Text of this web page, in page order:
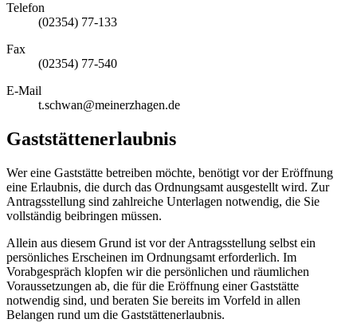
Telefon
(02354) 77-133
Fax
(02354) 77-540
E-Mail
t.schwan@meinerzhagen.de
Gaststättenerlaubnis
Wer eine Gaststätte betreiben möchte, benötigt vor der Eröffnung
eine Erlaubnis, die durch das Ordnungsamt ausgestellt wird. Zur
Antragsstellung sind zahlreiche Unterlagen notwendig, die Sie
vollständig beibringen müssen.
Allein aus diesem Grund ist vor der Antragsstellung selbst ein
persönliches Erscheinen im Ordnungsamt erforderlich. Im
Vorabgespräch klopfen wir die persönlichen und räumlichen
Voraussetzungen ab, die für die Eröffnung einer Gaststätte
notwendig sind, und beraten Sie bereits im Vorfeld in allen
Belangen rund um die Gaststättenerlaubnis.